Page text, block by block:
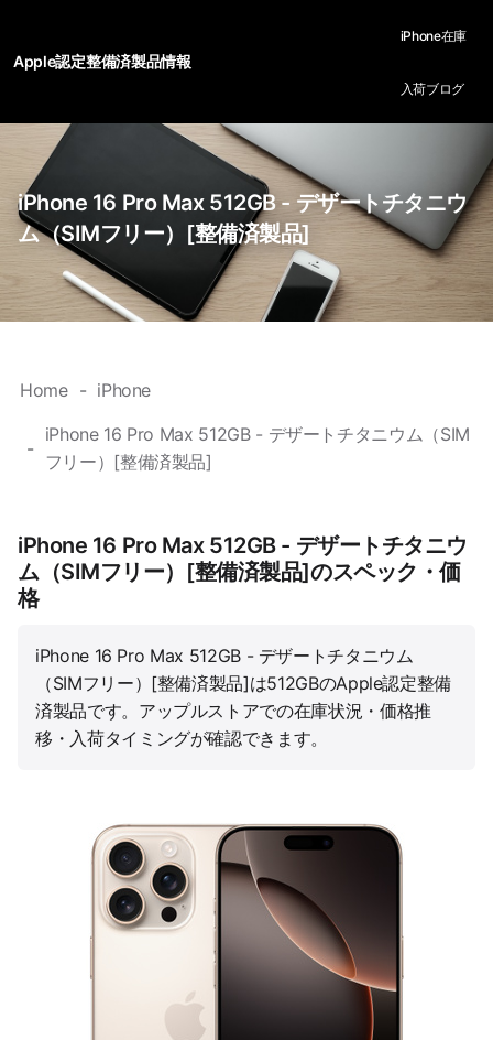
Apple認定整備済製品情報
iPhone在庫
入荷ブログ
iPhone 16 Pro Max 512GB - デザートチタニウ
ム（SIMフリー）[整備済製品]
Home iPhone
iPhone 16 Pro Max 512GB - デザートチタニウム（SIM
フリー）[整備済製品]
iPhone 16 Pro Max 512GB - デザートチタニウ
ム（SIMフリー）[整備済製品]のスペック・価
格
iPhone 16 Pro Max 512GB - デザートチタニウム
（SIMフリー）[整備済製品]は512GBのApple認定整備
済製品です。アップルストアでの在庫状況・価格推
移・入荷タイミングが確認できます。